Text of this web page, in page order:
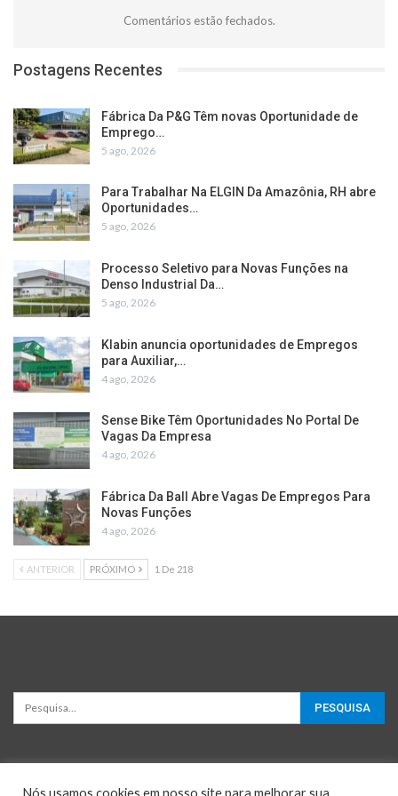
Comentários estão fechados.
Postagens Recentes
Fábrica Da P&G Têm novas Oportunidade de
Emprego…
5 ago, 2026
Para Trabalhar Na ELGIN Da Amazônia, RH abre
Oportunidades…
5 ago, 2026
Processo Seletivo para Novas Funções na
Denso Industrial Da…
5 ago, 2026
Klabin anuncia oportunidades de Empregos
para Auxiliar,…
4 ago, 2026
Sense Bike Têm Oportunidades No Portal De
Vagas Da Empresa
4 ago, 2026
Fábrica Da Ball Abre Vagas De Empregos Para
Novas Funções
4 ago, 2026
ANTERIOR PRÓXIMO 1 De 218
Nós usamos cookies em nosso site para melhorar sua